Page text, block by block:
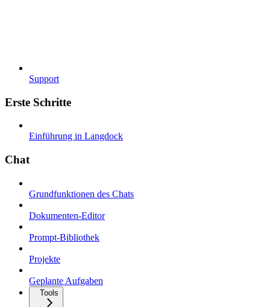
Support
Erste Schritte
Einführung in Langdock
Chat
Grundfunktionen des Chats
Dokumenten-Editor
Prompt-Bibliothek
Projekte
Geplante Aufgaben
Tools